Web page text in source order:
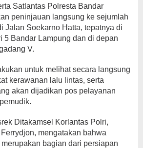
Satlantas Polresta Bandar
peninjauan langsung ke sejumlah
Jalan Soekarno Hatta, tepatnya di
5 Bandar Lampung dan di depan
V.
untuk melihat secara langsung
kerawanan lalu lintas, serta
akan dijadikan pos pelayanan
Ditakamsel Korlantas Polri,
mengatakan bahwa
bagian dari persiapan